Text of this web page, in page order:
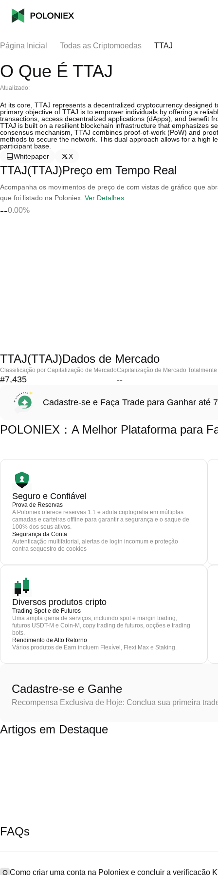
Página Inicial Todas as Criptomoedas TTAJ
O Que É TTAJ
Atualizado:
At its core, TTAJ represents a decentralized cryptocurrency
primary objective of TTAJ is to empower individuals by offering a
transactions, access decentralized applications (dApps), and benefit
TTAJ is built on a resilient blockchain infrastructure that emphasizes
consensus mechanism, TTAJ combines proof-of-work (PoW) and
methods to secure the network. This dual approach allows for a high
participant base.
Whitepaper
X
TTAJ(TTAJ)Preço em Tempo Real
Acompanha os movimentos de preço de com vistas de gráfico que
que foi listado na Poloniex. Ver Detalhes
--0.00%
TTAJ(TTAJ)Dados de Mercado
Classificação por Capitalização de Mercado
#7,435
Capitalização de Mercado
--
Cadastre-se e Faça Trade para Ganhar até
POLONIEX：A Melhor Plataforma para
Seguro e Confiável
Prova de Reservas
A Poloniex oferece reservas 1:1 e adota criptografia em múltiplas
camadas e carteiras offline para garantir a segurança e o saque de
100% dos seus ativos.
Segurança da Conta
Autenticação multifatorial, alertas de login incomum e proteção
contra sequestro de cookies
Diversos produtos cripto
Trading Spot e de Futuros
Uma ampla gama de serviços, incluindo spot e margin trading,
futuros USDT-M e Coin-M, copy trading de futuros, opções e trading
bots.
Rendimento de Alto Retorno
Vários produtos de Earn incluem Flexível, Flexi Max e Staking.
Cadastre-se e Ganhe
Recompensa Exclusiva de Hoje: Conclua sua primeira
Artigos em Destaque
FAQs
Q Como criar uma conta na Poloniex e concluir a verificação